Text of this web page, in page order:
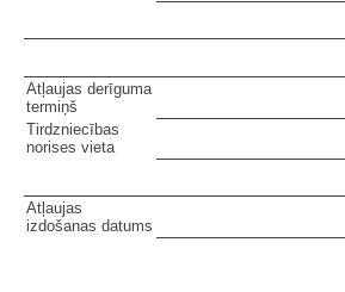
Atļaujas derīguma
termiņš
Tirdzniecības
norises vieta
Atļaujas
izdošanas datums